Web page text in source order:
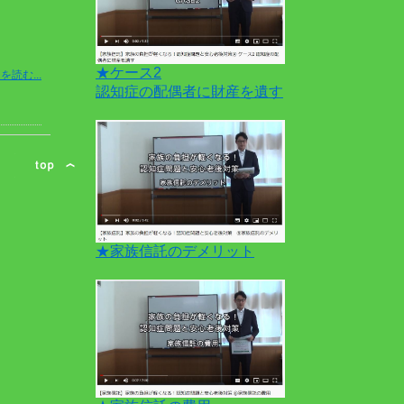
読む...
★ケース2
認知症の配偶者に財産を遺す
★家族信託のデメリット